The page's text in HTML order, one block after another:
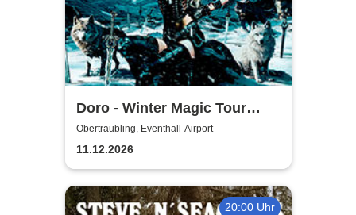
Doro - Winter Magic Tour
2026
Obertraubling, Eventhall-Airport
11.12.2026
20:00 Uhr